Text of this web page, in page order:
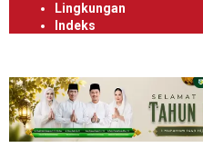
Lingkungan
Indeks